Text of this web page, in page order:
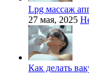
Lpg массаж
27 мая, 2025
Как делать